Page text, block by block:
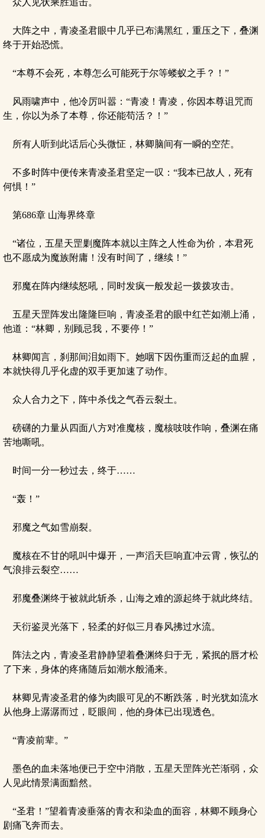
众人见状乘胜追击。
大阵之中，青凌圣君眼中几乎已布满黑红，重压之下，叠渊
终于开始恐慌。
“本尊不会死，本尊怎么可能死于尔等蝼蚁之手？！”
风雨啸声中，他冷厉叫嚣：“青凌！青凌，你因本尊诅咒而
生，你以为杀了本尊，你还能苟活？！”
所有人听到此话后心头微怔，林卿脑间有一瞬的空茫。
不多时阵中便传来青凌圣君坚定一叹：“我本已故人，死有
何惧！”
第686章 山海界终章
“诸位，五星天罡剿魔阵本就以主阵之人性命为价，本君死
也不愿成为魔族附庸！没有时间了，继续！”
邪魔在阵内继续怒吼，同时发疯一般发起一拨拨攻击。
五星天罡阵发出隆隆巨响，青凌圣君的眼中红芒如潮上涌，
他道：“林卿，别顾忌我，不要停！”
林卿闻言，刹那间泪如雨下。她咽下因伤重而泛起的血腥，
本就快得几乎化虚的双手更加速了动作。
众人合力之下，阵中杀伐之气吞云裂土。
磅礴的力量从四面八方对准魔核，魔核吱吱作响，叠渊在痛
苦地嘶吼。
时间一分一秒过去，终于……
“轰！”
邪魔之气如雪崩裂。
魔核在不甘的吼叫中爆开，一声滔天巨响直冲云霄，恢弘的
气浪排云裂空……
邪魔叠渊终于被就此斩杀，山海之难的源起终于就此终结。
天衍鉴灵光落下，轻柔的好似三月春风拂过水流。
阵法之内，青凌圣君静静望着叠渊终归于无，紧抿的唇才松
了下来，身体的疼痛随后如潮水般涌来。
林卿见青凌圣君的修为肉眼可见的不断跌落，时光犹如流水
从他身上潺潺而过，眨眼间，他的身体已出现透色。
“青凌前辈。”
墨色的血未落地便已于空中消散，五星天罡阵光芒渐弱，众
人见此情景满面黯然。
“圣君！”望着青凌垂落的青衣和染血的面容，林卿不顾身心
剧痛飞奔而去。